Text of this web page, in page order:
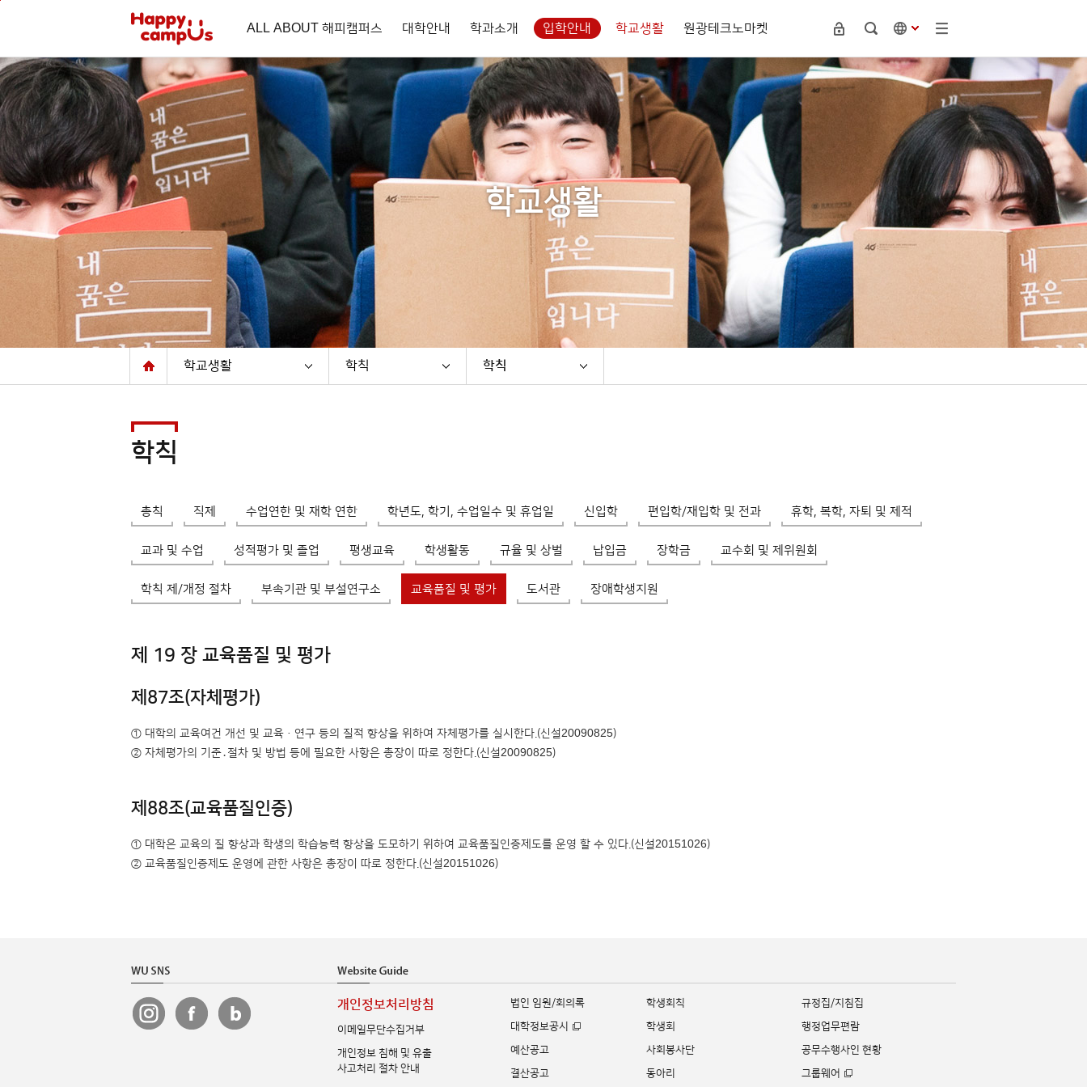
ALL ABOUT 해피캠퍼스
L-T-M 교육시스템 장학 프로그램·국고수주 현황 ​취 · 창업 지원 프로그램 글로벌 인재양성 프로그램
대학안내
교육이념
건학이념 및 교훈
대학윤리강령
비전
대학비전
대학발전전략
대학의 상징
대학상징 및 UI
연혁
사이버총장실
총장인사말
역대 총(학)장
대학기구
전문학사지원처
WU인권센터
장애학생지원센터
홍보센터
대학뉴스
사진갤러리
발전기금
대학알림
학칙 및 규정 개정 공고
캠퍼스안내
학과소개
보건의료학부
임상병리과
물리치료과
방사선과
치위생과
치기공과
안경광학과
보건의료행정과
응급구조과(신설학과)
복지교육학부
사회복지과
유아교육과
간호학부
간호학과
식품클러스터학부
식품영양과
외식조리과
글로벌호텔관광학부
호텔관광항공과
뷰티디자인학부
미용피부화장품과
반려동물산업과(신설학과)
군사학부
의무부사관과
전투부사관과
입학안내
전공심화과정 모집 안내
공지사항
원서접수
원서접수 확인 및 수험표 출력
합격자 조회 및 고지서
등록금 납부 확인
등록금 환불 신청
통합원광대학교 입학 안내
학교생활
행복기숙사 이용안내
병무행정 안내
WU학생상담센터
스쿨버스 이용안내
재학생등록금 납부
등록금 납부제도 및 방법
학점등록자 등록
등록금 반환기준
교육비 납입증명서 출력
제증명 안내
도서관 이용안내
장학제도 안내
장학관련규정
교내장학금
교외장학금
국가장학 및 대출안내
학생복지시설
학칙
학칙
학사내규
학사안내
수강신청 / 졸업요건
조기복학 / 자원유급
원광테크노마켓
학교생활
학교생활 학칙 학칙
학칙
총칙 직제 수업연한 및 재학 연한 학년도, 학기, 수업일수 및 휴업일 신입학 편입학/재입학 및 전과 휴학, 복학, 자퇴 및 제적
교과 및 수업 성적평가 및 졸업 평생교육 학생활동 규율 및 상벌 납입금 장학금 교수회 및 제위원회
학칙 제/개정 절차 부속기관 및 부설연구소 교육품질 및 평가 도서관 장애학생지원
제 19 장 교육품질 및 평가
제87조(자체평가)
① 대학의 교육여건 개선 및 교육·연구 등의 질적 향상을 위하여 자체평가를 실시한다.(신설20090825)
② 자체평가의 기준․절차 및 방법 등에 필요한 사항은 총장이 따로 정한다.(신설20090825)
제88조(교육품질인증)
① 대학은 교육의 질 향상과 학생의 학습능력 향상을 도모하기 위하여 교육품질인증제도를 운영 할 수 있다.(신설20151026)
② 교육품질인증제도 운영에 관한 사항은 총장이 따로 정한다.(신설20151026)
개인정보처리방침
이메일무단수집거부
개인정보 침해 및 유출
사고처리 절차 안내
법인 임원/회의록
대학정보공시
예산공고
결산공고
학생회칙
학생회
사회봉사단
동아리
규정집/지침집
행정업무편람
공무수행사인 현황
그룹웨어